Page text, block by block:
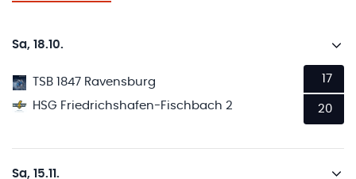
Sa, 18.10.
TSB 1847 Ravensburg
HSG Friedrichshafen-Fischbach 2
17
20
Sa, 15.11.